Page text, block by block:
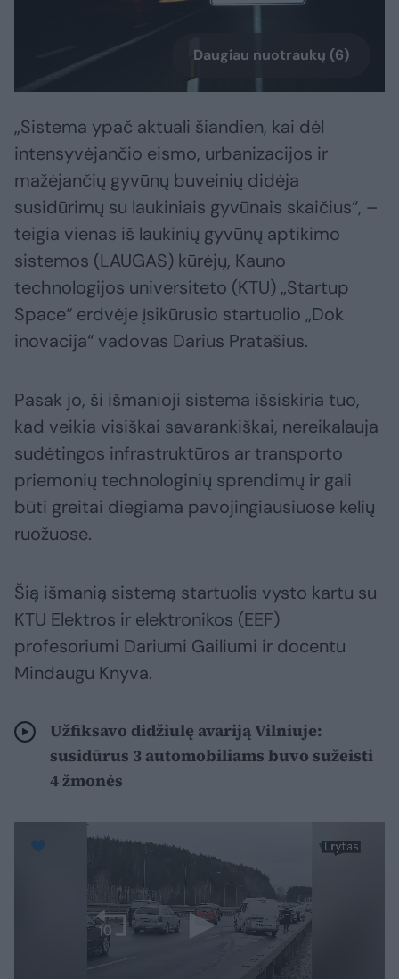
Daugiau nuotraukų (6)
„Sistema ypač aktuali šiandien, kai dėl
intensyvėjančio eismo, urbanizacijos ir
mažėjančių gyvūnų buveinių didėja
susidūrimų su laukiniais gyvūnais skaičius“, –
teigia vienas iš laukinių gyvūnų aptikimo
sistemos (LAUGAS) kūrėjų, Kauno
technologijos universiteto (KTU) „Startup
Space“ erdvėje įsikūrusio startuolio „Dok
inovacija“ vadovas Darius Pratašius.
Pasak jo, ši išmanioji sistema išsiskiria tuo,
kad veikia visiškai savarankiškai, nereikalauja
sudėtingos infrastruktūros ar transporto
priemonių technologinių sprendimų ir gali
būti greitai diegiama pavojingiausiuose kelių
ruožuose.
Šią išmanią sistemą startuolis vysto kartu su
KTU Elektros ir elektronikos (EEF)
profesoriumi Dariumi Gailiumi ir docentu
Mindaugu Knyva.
Užfiksavo didžiulę avariją Vilniuje:
susidūrus 3 automobiliams buvo sužeisti
4 žmonės